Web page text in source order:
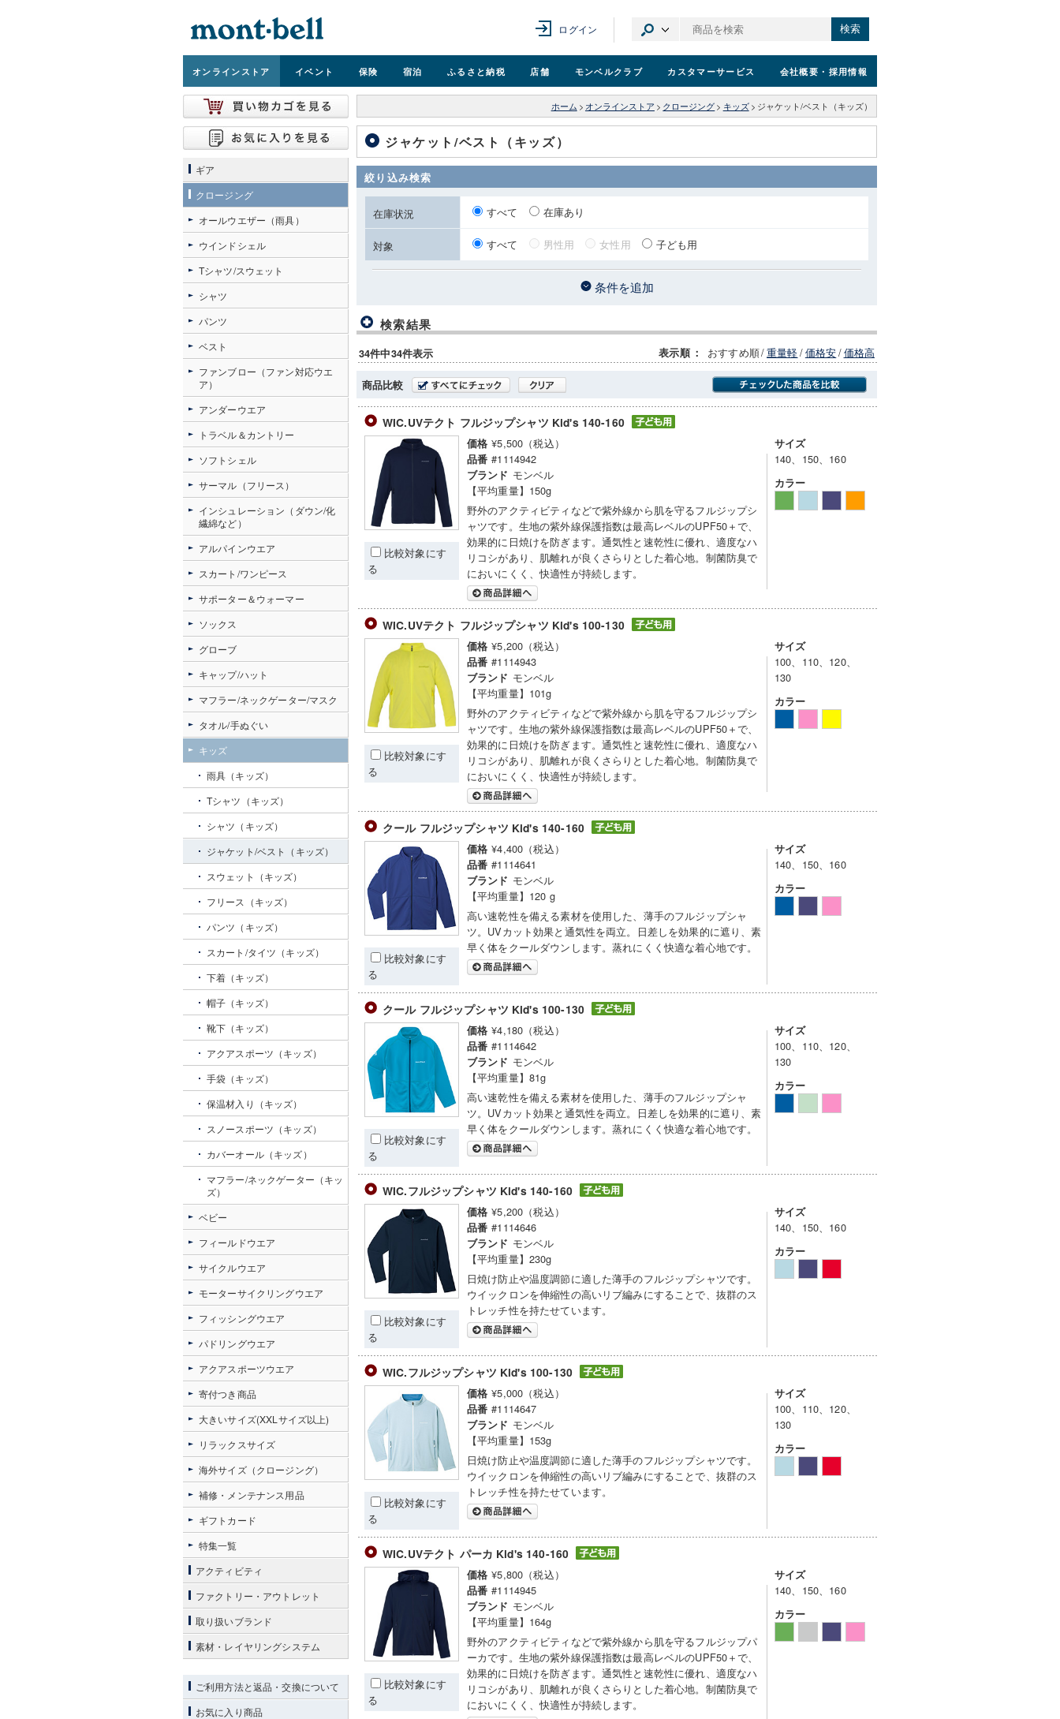
ログイン 検索
オンラインストア イベント 保険 宿泊 ふるさと納税 店舗 モンベルクラブ カスタマーサービス 会社概要 ・採用情報
ホーム > オンラインストア > クロージング > キッズ > ジャケット/ベスト（キッズ）
ジャケット/ベスト（キッズ）
絞り込み検索
在庫状況 すべて 在庫あり
対象 すべて 男性用 女性用 子ども用
条件を追加
検索結果
34件中34件表示 表示順 ： おすすめ順/重量軽/価格安/価格高
商品比較
WIC.UVテクト フルジップシャツ Kid's 140-160
比較対象にす
る
価格 ¥5,500（税込）
品番 #1114942
ブランド モンベル
【平均重量】150g
野外のアクティビティなどで紫外線から肌を守るフルジップシ
ャツです。生地の紫外線保護指数は最高レベルのUPF50＋で、
効果的に日焼けを防ぎます。通気性と速乾性に優れ、適度なハ
リコシがあり、肌離れが良くさらりとした着心地。制菌防臭で
においにくく、快適性が持続します。
サイズ
140、150、160
カラー
WIC.UVテクト フルジップシャツ Kid's 100-130
比較対象にす
る
価格 ¥5,200（税込）
品番 #1114943
ブランド モンベル
【平均重量】101g
野外のアクティビティなどで紫外線から肌を守るフルジップシ
ャツです。生地の紫外線保護指数は最高レベルのUPF50＋で、
効果的に日焼けを防ぎます。通気性と速乾性に優れ、適度なハ
リコシがあり、肌離れが良くさらりとした着心地。制菌防臭で
においにくく、快適性が持続します。
サイズ
100、110、120、
130
カラー
クール フルジップシャツ Kid's 140-160
比較対象にす
る
価格 ¥4,400（税込）
品番 #1114641
ブランド モンベル
【平均重量】120 g
高い速乾性を備える素材を使用した、薄手のフルジップシャ
ツ。UVカット効果と通気性を両立。日差しを効果的に遮り、素
早く体をクールダウンします。蒸れにくく快適な着心地です。
サイズ
140、150、160
カラー
クール フルジップシャツ Kid's 100-130
比較対象にす
る
価格 ¥4,180（税込）
品番 #1114642
ブランド モンベル
【平均重量】81g
高い速乾性を備える素材を使用した、薄手のフルジップシャ
ツ。UVカット効果と通気性を両立。日差しを効果的に遮り、素
早く体をクールダウンします。蒸れにくく快適な着心地です。
サイズ
100、110、120、
130
カラー
WIC.フルジップシャツ Kid's 140-160
比較対象にす
る
価格 ¥5,200（税込）
品番 #1114646
ブランド モンベル
【平均重量】230g
日焼け防止や温度調節に適した薄手のフルジップシャツです。
ウイックロンを伸縮性の高いリブ編みにすることで、抜群のス
トレッチ性を持たせています。
サイズ
140、150、160
カラー
WIC.フルジップシャツ Kid's 100-130
比較対象にす
る
価格 ¥5,000（税込）
品番 #1114647
ブランド モンベル
【平均重量】153g
日焼け防止や温度調節に適した薄手のフルジップシャツです。
ウイックロンを伸縮性の高いリブ編みにすることで、抜群のス
トレッチ性を持たせています。
サイズ
100、110、120、
130
カラー
WIC.UVテクト パーカ Kid's 140-160
比較対象にす
る
価格 ¥5,800（税込）
品番 #1114945
ブランド モンベル
【平均重量】164g
野外のアクティビティなどで紫外線から肌を守るフルジップパ
ーカです。生地の紫外線保護指数は最高レベルのUPF50＋で、
効果的に日焼けを防ぎます。通気性と速乾性に優れ、適度なハ
リコシがあり、肌離れが良くさらりとした着心地。制菌防臭で
においにくく、快適性が持続します。
サイズ
140、150、160
カラー
ギア
クロージング
オールウエザー（雨具）
ウインドシェル
Tシャツ/スウェット
シャツ
パンツ
ベスト
ファンブロー（ファン対応ウエ
ア）
アンダーウエア
トラベル＆カントリー
ソフトシェル
サーマル（フリース）
インシュレーション（ダウン/化
繊綿など）
アルパインウエア
スカート/ワンピース
サポーター＆ウォーマー
ソックス
グローブ
キャップ/ハット
マフラー/ネックゲーター/マスク
タオル/手ぬぐい
キッズ
雨具（キッズ）
Tシャツ（キッズ）
シャツ（キッズ）
ジャケット/ベスト（キッズ）
スウェット（キッズ）
フリース（キッズ）
パンツ（キッズ）
スカート/タイツ（キッズ）
下着（キッズ）
帽子（キッズ）
靴下（キッズ）
アクアスポーツ（キッズ）
手袋（キッズ）
保温材入り（キッズ）
スノースポーツ（キッズ）
カバーオール（キッズ）
マフラー/ネックゲーター（キッ
ズ）
ベビー
フィールドウエア
サイクルウエア
モーターサイクリングウエア
フィッシングウエア
パドリングウエア
アクアスポーツウエア
寄付つき商品
大きいサイズ(XXLサイズ以上)
リラックスサイズ
海外サイズ（クロージング）
補修・メンテナンス用品
ギフトカード
特集一覧
アクティビティ
ファクトリー・アウトレット
取り扱いブランド
素材・レイヤリングシステム
ご利用方法と返品・交換について
お気に入り商品